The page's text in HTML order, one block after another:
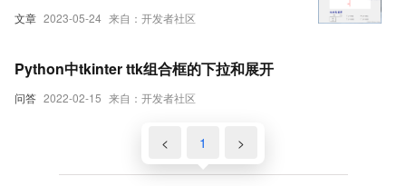
文章 2023-05-24 来自：开发者社区
问答 2022-02-15 来自：开发者社区
Python中tkinter ttk组合框的下拉和展开
< 1 >